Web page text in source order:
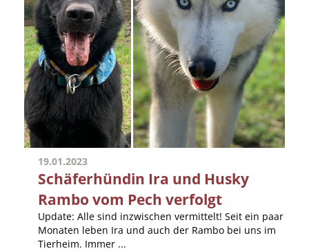
19.01.2023
Schäferhündin Ira und Husky
Rambo vom Pech verfolgt
Update: Alle sind inzwischen vermittelt! Seit ein paar
Monaten leben Ira und auch der Rambo bei uns im
Tierheim. Immer ...